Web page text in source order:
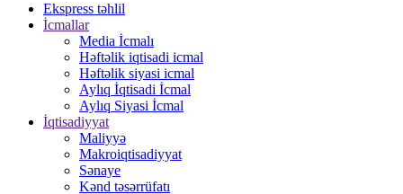
Ekspress təhlil
İcmallar
Media İcmalı
Həftəlik iqtisadi icmal
Həftəlik siyasi icmal
Aylıq İqtisadi İcmal
Aylıq Siyasi İcmal
İqtisadiyyat
Maliyyə
Makroiqtisadiyyat
Sənaye
Kənd təsərrüfatı